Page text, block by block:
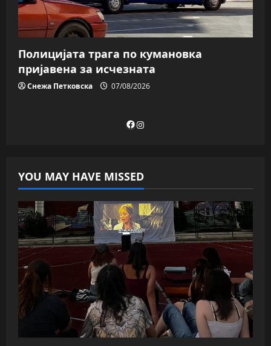
Полицијата трага пo кумановка
пријавена за исчезната
Снежа Петковска 07/08/2026
Facebook
Instagram
YOU MAY HAVE MISSED